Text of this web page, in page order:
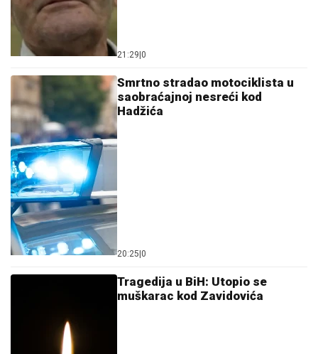
21:29 0
Smrtno stradao motociklista u
saobraćajnoj nesreći kod
Hadžića
20:25 0
Tragedija u BiH: Utopio se
muškarac kod Zavidovića